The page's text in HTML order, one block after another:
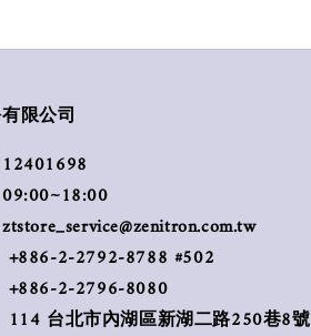
限公司
+886-2-2792-8788 #502
+886-2-2796-8080
114 台北市內湖區新湖二路250巷8號